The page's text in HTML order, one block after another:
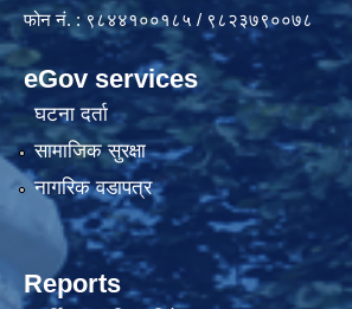
फोन नं. : ९८४४१००१८५ / ९८२३७९००७८
eGov services
घटना दर्ता
सामाजिक सुरक्षा
नागरिक वडापत्र
Reports